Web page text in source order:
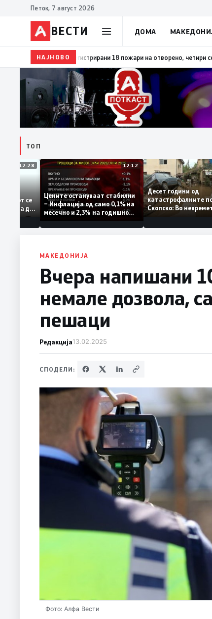
Петок, 7 август 2026
ВЕСТИ ДОМА
НАЈНОВО17:37ВЛЕН: На Коридорот 8 активно се работи,
ТОП
12:28
–
се
која нема да
12:12
Цените остануваат стабилни
– Инфлација од само 0,1% на
месечно и 2,3% на годишно
ниво
Десет години од
Скопско: Во
МАКЕДОНИЈА
Вчера напишани
немале дозвола,
пешаци
Редакција13.02.2025
СПОДЕЛИ:
Фото: Алфа Вести